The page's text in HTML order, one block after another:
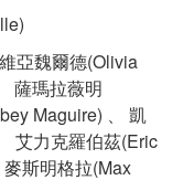
亞魏爾德(Olivia
薩瑪拉薇明
Maguire) 、 凱
艾力克羅伯茲(Eric
斯明格拉(Max